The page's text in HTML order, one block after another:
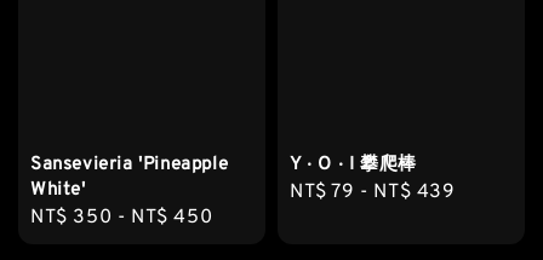
Sansevieria 'Pineapple
White'
Regular
NT$ 350 - NT$ 450
Y ‧ O ‧ I 攀爬棒
Regular
NT$ 79 - NT$ 439